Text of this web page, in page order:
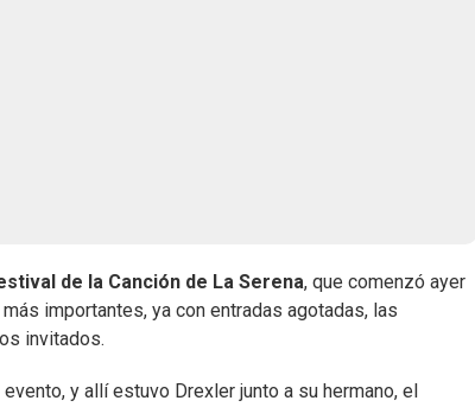
de la Canción de La Serena, que comenzó ayer
importantes, ya con entradas agotadas, las
invitados.
y allí estuvo Drexler junto a su hermano, el